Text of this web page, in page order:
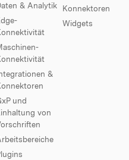
& Analytik
&
und
von
Konnektoren
Widgets